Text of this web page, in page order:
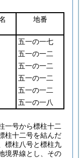
地番
五一の一七
五一の一二
五一の一二
五一の一二
五一の一二
五一の一八
一号から標柱十二
柱十二号を結んだ
標柱八号と標柱九
境界線とし、その